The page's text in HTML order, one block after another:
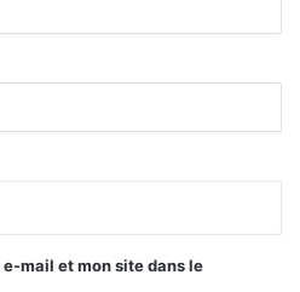
mail et mon site dans le